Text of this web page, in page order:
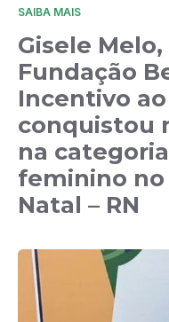
SAIBA MAIS
Gisele
Fundação
Incentivo
conquistou
na
feminino no
Natal – RN